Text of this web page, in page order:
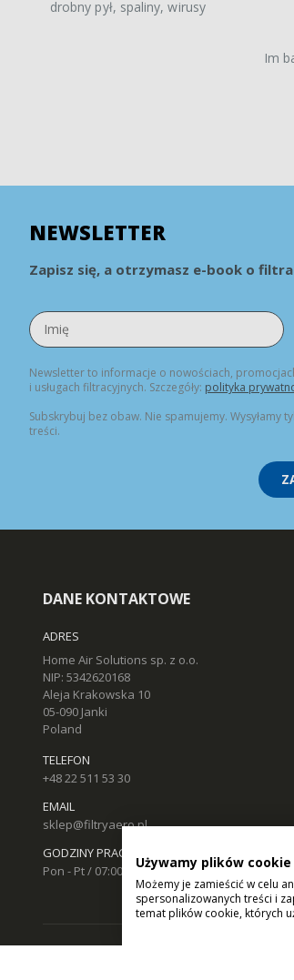
drobny pył, spaliny, wirusy
Im
NEWSLETTER
Zapisz się, a otrzymasz e-book o
Newsletter to informacje o nowościach,
i usługach filtracyjnych. Szczegóły: polityka
Subskrybuj bez obaw. Nie spamujemy. Wysyłamy
treści.
DANE KONTAKTOWE
ADRES
Home Air Solutions sp. z o.o.
NIP: 5342620168
Aleja Krakowska 10
05-090 Janki
Poland
TELEFON
+48 22 511 53 30
EMAIL
sklep@filtryaero.pl
GODZINY PRACY
Pon - Pt / 07:00 - 17:00Używamy plików cookie
Możemy je zamieścić w celu
spersonalizowanych treści i
temat plików cookie, których